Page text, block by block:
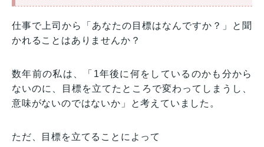
仕事で上司から「あなたの目標はなんですか？」と聞
かれることはありませんか？
数年前の私は、「1年後に何をしているのかも分から
ないのに、目標を立てたところで変わってしまうし、
意味がないのではないか」と考えていました。
ただ、目標を立てることによって